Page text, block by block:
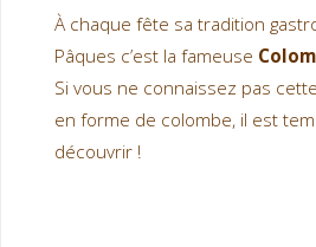
À chaque fête sa tradition
Pâques c’est la fameuse
Si vous ne connaissez pas
en forme de colombe, il est
découvrir !